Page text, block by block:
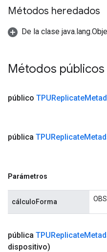
Métodos heredados
De la clase
Métodos públicos
público TPUReplicate
pública TPUReplicate
Parámetros
cálculoForma
pública TPUReplicate
dispositivo)